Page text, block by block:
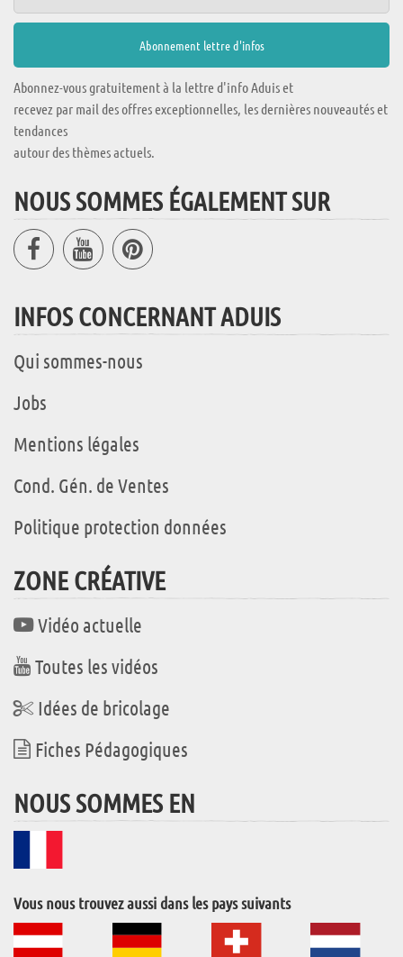
Abonnez-vous gratuitement à la lettre d'info Aduis et
recevez par mail des offres exceptionnelles, les dernières nouveautés et
tendances
autour des thèmes actuels.
NOUS SOMMES ÉGALEMENT SUR
INFOS CONCERNANT ADUIS
Qui sommes-nous
Jobs
Mentions légales
Cond. Gén. de Ventes
Politique protection données
ZONE CRÉATIVE
Vidéo actuelle
Toutes les vidéos
Idées de bricolage
Fiches Pédagogiques
NOUS SOMMES EN
Vous nous trouvez aussi dans les pays suivants